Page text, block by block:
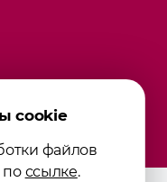
cookie
файлов
по ссылке.